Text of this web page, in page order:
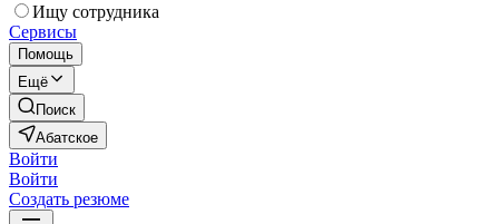
Ищу сотрудника
Сервисы
Помощь
Ещё
Поиск
Абатское
Войти
Войти
Создать резюме